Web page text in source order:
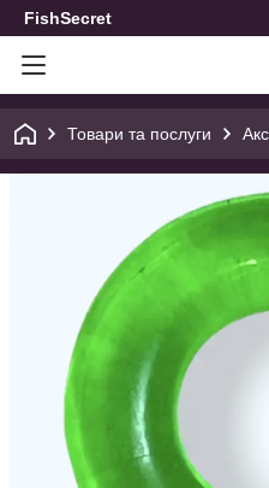
FishSecret
Товари та послуги